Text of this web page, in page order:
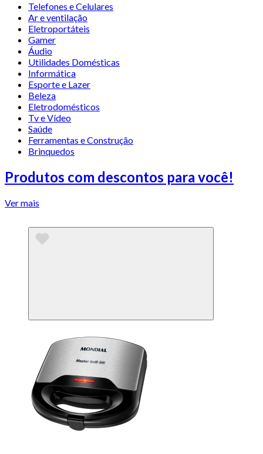
Telefones e Celulares
Ar e ventilação
Eletroportáteis
Gamer
Áudio
Utilidades Domésticas
Informática
Esporte e Lazer
Beleza
Eletrodomésticos
Tv e Vídeo
Saúde
Ferramentas e Construção
Brinquedos
Produtos com descontos para você!
Ver mais